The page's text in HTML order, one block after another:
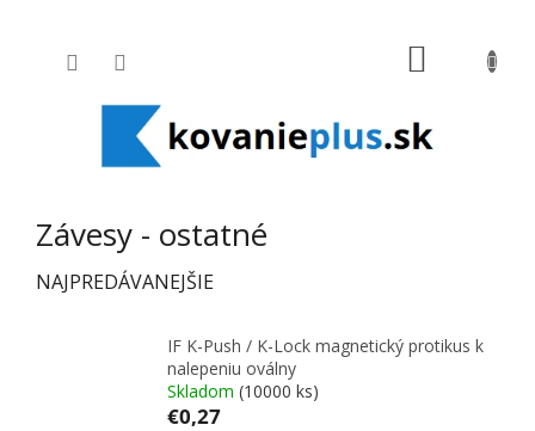
Závesy - ostatné
NAJPREDÁVANEJŠIE
IF K-Push / K-Lock magnetický protikus k
nalepeniu oválny
Skladom (10000 ks)
€0,27